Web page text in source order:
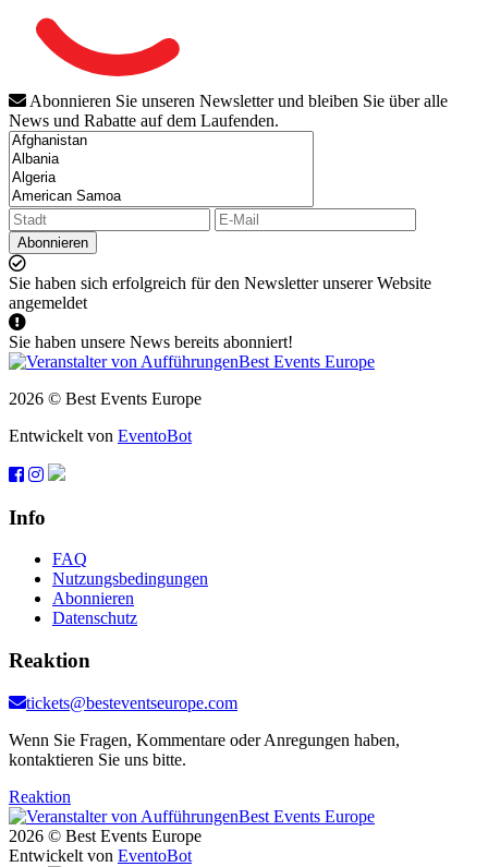
Abonnieren Sie unseren Newsletter und bleiben Sie über alle
News und Rabatte auf dem Laufenden.
Abonnieren
Sie haben sich erfolgreich für den Newsletter unserer Website
angemeldet
Sie haben unsere News bereits abonniert!
2026 © Best Events Europe
Entwickelt von EventoBot
Info
FAQ
Nutzungsbedingungen
Abonnieren
Datenschutz
Reaktion
tickets@besteventseurope.com
Wenn Sie Fragen, Kommentare oder Anregungen haben,
kontaktieren Sie uns bitte.
Reaktion
2026 © Best Events Europe
Entwickelt von EventoBot